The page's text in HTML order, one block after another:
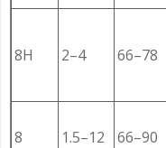
8H 2–4 66–78
8 1.5–12 66–90